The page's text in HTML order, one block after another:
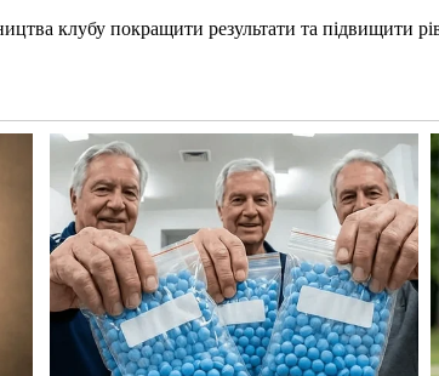
клубу покращити результати та підвищити